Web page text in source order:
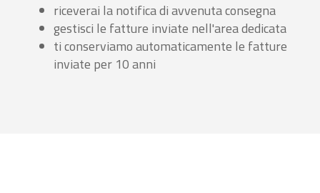
riceverai la notifica di avvenuta consegna
gestisci le fatture inviate nell'area dedicata
ti conserviamo automaticamente le fatture
inviate per 10 anni